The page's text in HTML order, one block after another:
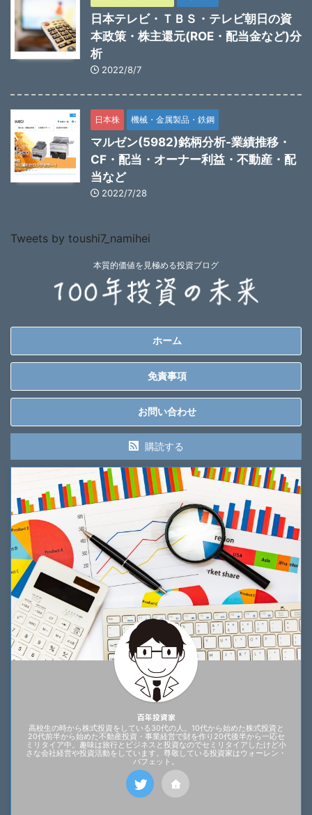
日本テレビ・ＴＢＳ・テレビ朝日の資
本政策・株主還元(ROE・配当金など)分
析
2022/8/7
日本株 機械・金属製品・鉄鋼
マルゼン(5982)銘柄分析-業績推移・
CF・配当・オーナー利益・不動産・配
当など
2022/7/28
Tweets by toushi7_namihei
本質的価値を見極める投資ブログ
ホーム
免責事項
お問い合わせ
購読する
百年投資家
高校生の時から株式投資をしている30代の人。10代から始めた株式投資と
20代前半から始めた不動産投資・事業経営で財を作り20代後半から一応セ
ミリタイア中。趣味は旅行とビジネスと投資なのでセミリタイアしたけど小
さな会社経営や投資活動をしています。尊敬している投資家はウォーレン・
バフェット。